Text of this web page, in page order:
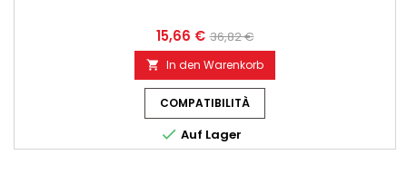
15,66 € 36,82 €
 In den Warenkorb
COMPATIBILITÀ
 Auf Lager